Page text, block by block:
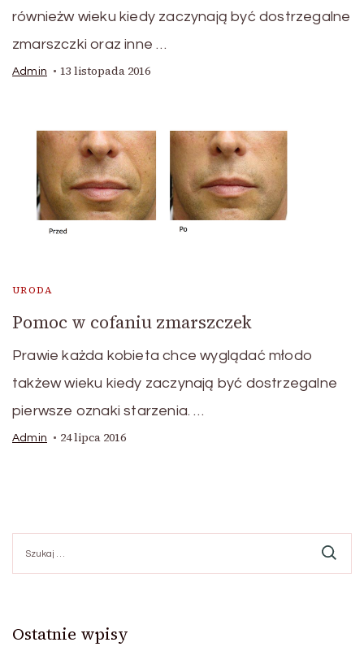
równieżw wieku kiedy zaczynają być dostrzegalne
zmarszczki oraz inne …
Admin 13 listopada 2016
URODA
Pomoc w cofaniu zmarszczek
Prawie każda kobieta chce wyglądać młodo
takżew wieku kiedy zaczynają być dostrzegalne
pierwsze oznaki starzenia. …
Admin 24 lipca 2016
Ostatnie wpisy